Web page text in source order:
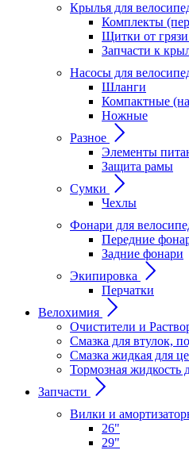
Крылья для
Комплекты
Щитки от
Запчасти к
Насосы для
Шланги
Компактные
Ножные
Разное
Элементы
Защита рамы
Сумки
Чехлы
Фонари для
Передние
Задние фонари
Экипировка
Перчатки
Велохимия
Очистители и
Смазка для втулок,
Смазка жидкая для
Тормозная жидкость
Запчасти
Вилки и
26"
29"